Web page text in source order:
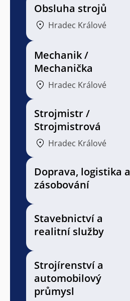
Obsluha strojů
Hradec Králové
Mechanik /
Mechanička
Hradec Králové
Strojmistr /
Strojmistrová
Hradec Králové
Doprava, logistika a
zásobování
Stavebnictví a
realitní služby
Strojírenství a
automobilový
průmysl